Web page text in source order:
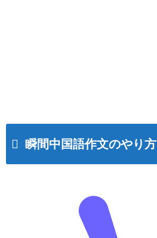
瞬間中国語作文のやり方